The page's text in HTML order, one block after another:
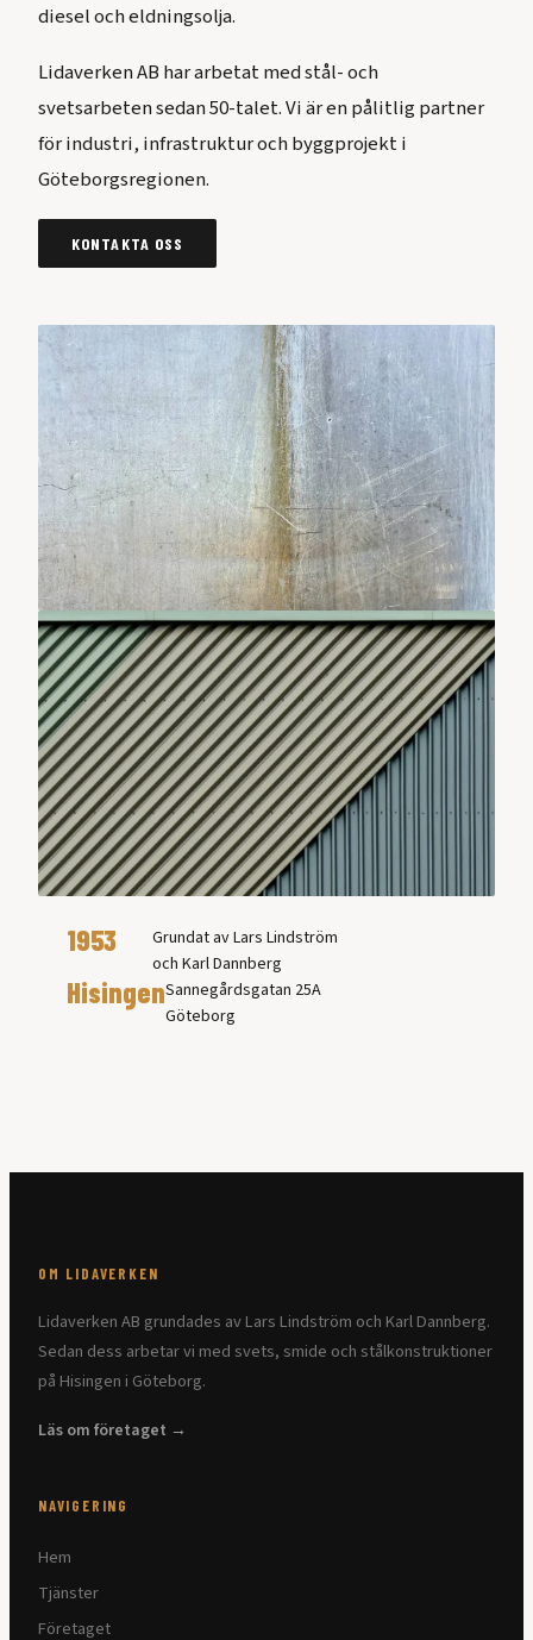
diesel och eldningsolja.
Lidaverken AB har arbetat med stål- och
svetsarbeten sedan 50-talet. Vi är en pålitlig partner
för industri, infrastruktur och byggprojekt i
Göteborgsregionen.
KONTAKTA OSS
1953
Grundat av Lars Lindström
och Karl Dannberg
HisingenSannegårdsgatan 25A
Göteborg
OM LIDAVERKEN
Lidaverken AB grundades av Lars Lindström och Karl Dannberg.
Sedan dess arbetar vi med svets, smide och stålkonstruktioner
på Hisingen i Göteborg.
Läs om företaget →
NAVIGERING
Hem
Tjänster
Företaget